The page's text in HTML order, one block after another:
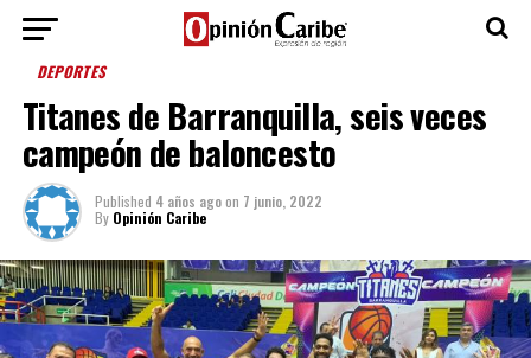
DEPORTES
Titanes de Barranquilla, seis veces
campeón de baloncesto
Published 4 años agoon 7 junio, 2022
By Opinión Caribe